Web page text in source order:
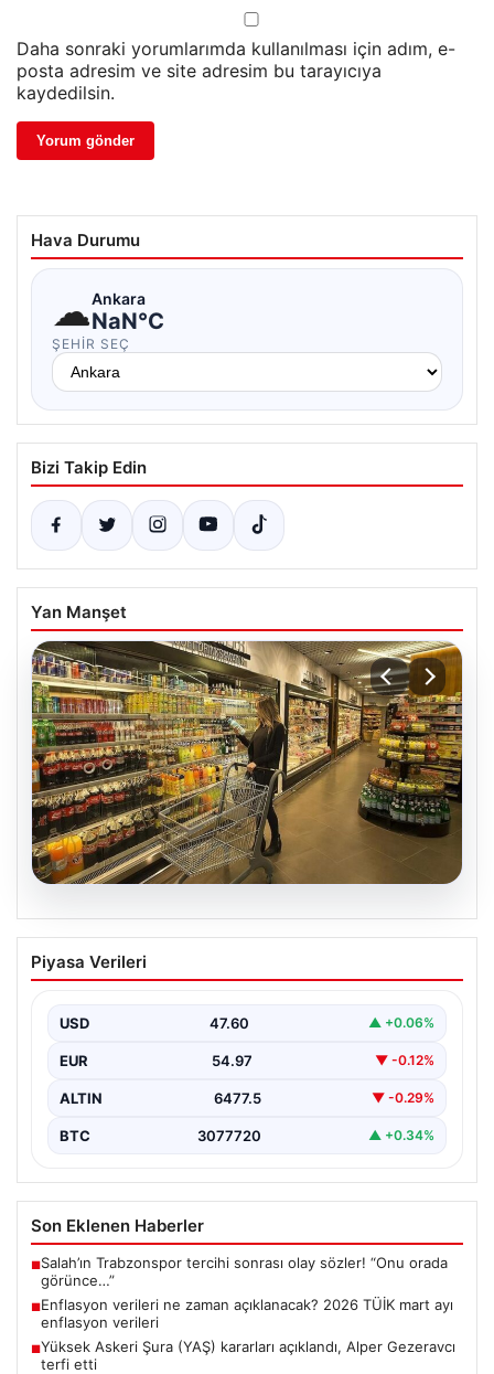
Daha sonraki yorumlarımda kullanılması için adım, e-
posta adresim ve site adresim bu tarayıcıya
kaydedilsin.
Hava Durumu
☁Ankara
NaN°C
ŞEHIR SEÇ
Bizi Takip Edin
Yan Manşet
Enflasyon verileri ne zaman
açıklanacak? 2026 TÜİK mart ayı
Piyasa Verileri
USD 47.60 ▲ +0.06%
EUR 54.97 ▼ -0.12%
ALTIN 6477.5 ▼ -0.29%
BTC 3077720 ▲ +0.34%
Son Eklenen Haberler
■Salah’ın Trabzonspor tercihi sonrası olay sözler! “Onu orada
görünce…”
■Enflasyon verileri ne zaman açıklanacak? 2026 TÜİK mart ayı
enflasyon verileri
■Yüksek Askeri Şura (YAŞ) kararları açıklandı, Alper Gezeravcı
terfi etti